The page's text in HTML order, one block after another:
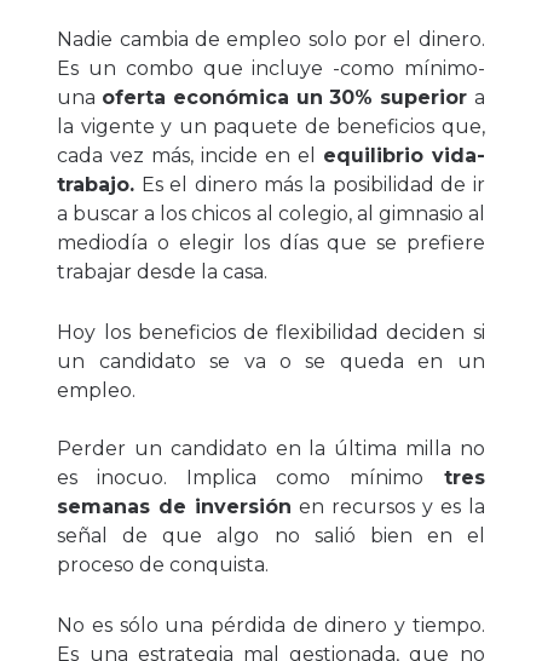
Nadie cambia de empleo solo por el dinero.
Es un combo que incluye -como mínimo-
una oferta económica un 30% superior a
la vigente y un paquete de beneficios que,
cada vez más, incide en el equilibrio vida-
trabajo. Es el dinero más la posibilidad de ir
a buscar a los chicos al colegio, al gimnasio al
mediodía o elegir los días que se prefiere
trabajar desde la casa.
Hoy los beneficios de flexibilidad deciden si
un candidato se va o se queda en un
empleo.
Perder un candidato en la última milla no
es inocuo. Implica como mínimo tres
semanas de inversión en recursos y es la
señal de que algo no salió bien en el
proceso de conquista.
No es sólo una pérdida de dinero y tiempo.
Es una estrategia mal gestionada, que no